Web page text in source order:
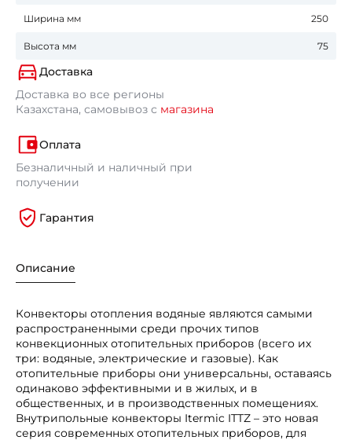
Ширина мм 250
Высота мм 75
Доставка
Доставка во все регионы
Казахстана, самовывоз с магазина
Оплата
Безналичный и наличный при
получении
Гарантия
Описание
Конвекторы отопления водяные являются самыми
распространенными среди прочих типов
конвекционных отопительных приборов (всего их
три: водяные, электрические и газовые). Как
отопительные приборы они универсальны, оставаясь
одинаково эффективными и в жилых, и в
общественных, и в производственных помещениях.
Внутрипольные конвекторы Itermic ITTZ – это новая
серия современных отопительных приборов, для